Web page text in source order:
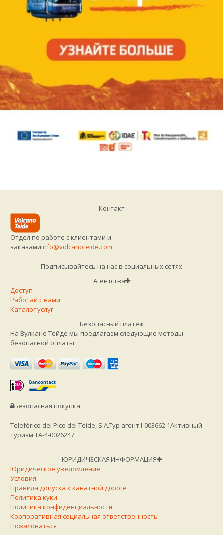
Контакт
Отдел по работе с клиентами и
заказамиinfo@volcanoteide.com
Подписывайтесь на нас в социальных сетях
Агентства
Доступ
Работай с нами
Каталог услуг
Безопасный платеж
На Вулкане Тейде мы предлагаем следующие методы
безопасной оплаты.
Безопасная покупка
Teleférico del Pico del Teide, S.A.Тур агент I-003662.1Активный
туризм TA-4-0026247
ЮРИДИЧЕСКАЯ ИНФОРМАЦИЯ
Юридическое уведомление
Условия
Правила допуска к канатной дороге
Политика куки
Политика конфиденциальности
Корпоративная социальная ответственность
Пожаловаться